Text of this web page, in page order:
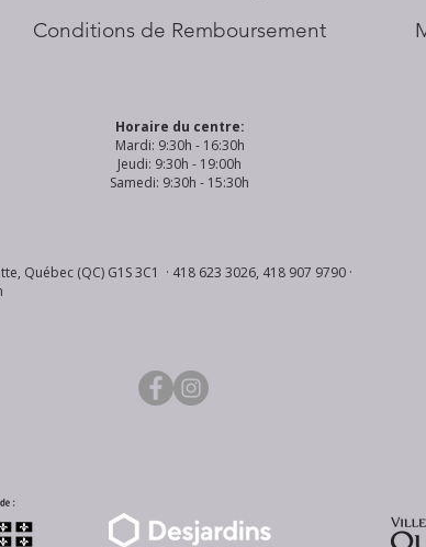
Conditions de Remboursement
Horaire du centre:
Mardi: 9:30h - 16:30h
Jeudi: 9:30h - 19:00h
Samedi: 9:30h - 15:30h
Québec (QC) G1S 3C1 · 418 623 3026, 418 907 9790 ·